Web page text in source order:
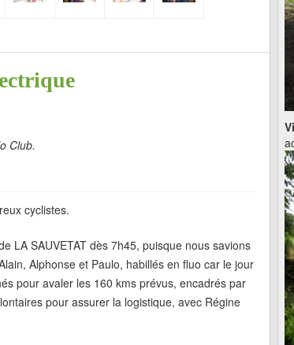
Club.
cyclistes.
LA SAUVETAT dès 7h45, puisque nous savions
Alphonse et Paulo, habillés en fluo car le jour
pour avaler les 160 kms prévus, encadrés par
pour assurer la logistique, avec Régine